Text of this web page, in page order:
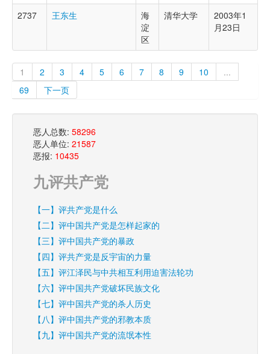
2737 王东生
海
淀
区
清华大学
2003年1
月23日
1 2 3 4 5 6 7 8 9 10
...
69
下一页
恶人总数: 58296
恶人单位: 21587
恶报: 10435
九评共产党
【一】评共产党是什么
【二】评中国共产党是怎样起家的
【三】评中国共产党的暴政
【四】评共产党是反宇宙的力量
【五】评江泽民与中共相互利用迫害法轮功
【六】评中国共产党破坏民族文化
【七】评中国共产党的杀人历史
【八】评中国共产党的邪教本质
【九】评中国共产党的流氓本性